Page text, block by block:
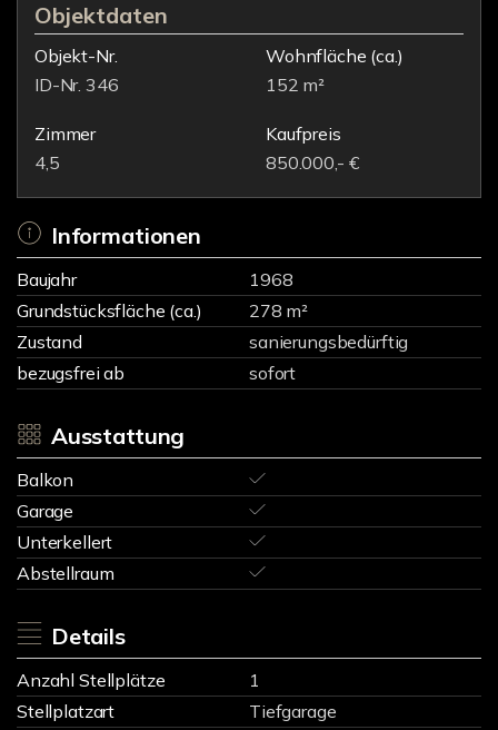
Objektdaten
Objekt-Nr.
ID-Nr. 346
Wohnfläche (ca.)
152 m²
Zimmer
4,5
Kaufpreis
850.000,- €
Informationen
Baujahr
1968
Grundstücksfläche (ca.)
278 m²
Zustand
sanierungsbedürftig
bezugsfrei ab
sofort
Ausstattung
Balkon
Garage
Unterkellert
Abstellraum
Details
Anzahl Stellplätze
1
Stellplatzart
Tiefgarage